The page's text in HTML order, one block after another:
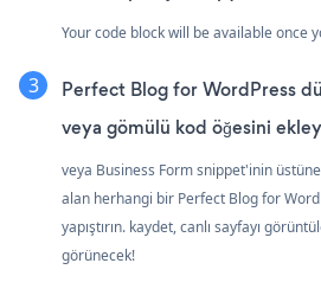
Your code block will be available once
Perfect Blog for WordPress
veya gömülü kod öğesini
veya Business Form snippet'inin
alan herhangi bir Perfect Blog for
yapıştırın. kaydet, canlı sayfayı
görünecek!